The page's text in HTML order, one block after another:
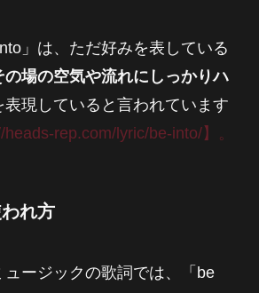
」は、ただ好みを表している
の場の空気や流れにしっかりハ
表現していると言われています
heads-rep.com/lyric/be-into/】。
れ方
ュージックの歌詞では、「be